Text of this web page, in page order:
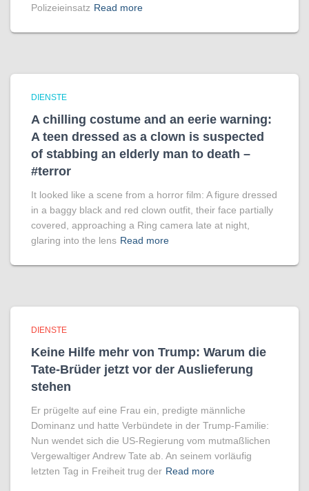
Polizeieinsatz Read more
DIENSTE
A chilling costume and an eerie warning:
A teen dressed as a clown is suspected
of stabbing an elderly man to death –
#terror
It looked like a scene from a horror film: A figure dressed
in a baggy black and red clown outfit, their face partially
covered, approaching a Ring camera late at night,
glaring into the lens Read more
DIENSTE
Keine Hilfe mehr von Trump: Warum die
Tate-Brüder jetzt vor der Auslieferung
stehen
Er prügelte auf eine Frau ein, predigte männliche
Dominanz und hatte Verbündete in der Trump-Familie:
Nun wendet sich die US-Regierung vom mutmaßlichen
Vergewaltiger Andrew Tate ab. An seinem vorläufig
letzten Tag in Freiheit trug der Read more